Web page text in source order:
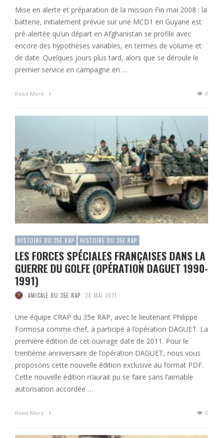
Mise en alerte et préparation de la mission Fin mai 2008 : la
batterie, initialement prévue sur une MCD1 en Guyane est
pré-alertée qu’un départ en Afghanistan se profile avec
encore des hypothèses variables, en termes de volume et
de date. Quelques jours plus tard, alors que se déroule le
premier service en campagne en …
Read More 0
HISTOIRE DU 35E RAP HISTOIRE DU 35E RAP
LES FORCES SPÉCIALES FRANÇAISES DANS LA
GUERRE DU GOLFE (OPÉRATION DAGUET 1990-
1991)
AMICALE DU 35E RAP 28 MAI 2021
Une équipe CRAP du 35e RAP, avec le lieutenant Philippe
Formosa comme chef, a participé à l’opération DAGUET. La
première édition de cet ouvrage date de 2011. Pour le
trentième anniversaire de l’opération DAGUET, nous vous
proposons cette nouvelle édition exclusive au format PDF.
Cette nouvelle édition n’aurait pu se faire sans l’aimable
autorisation accordée …
Read More 0